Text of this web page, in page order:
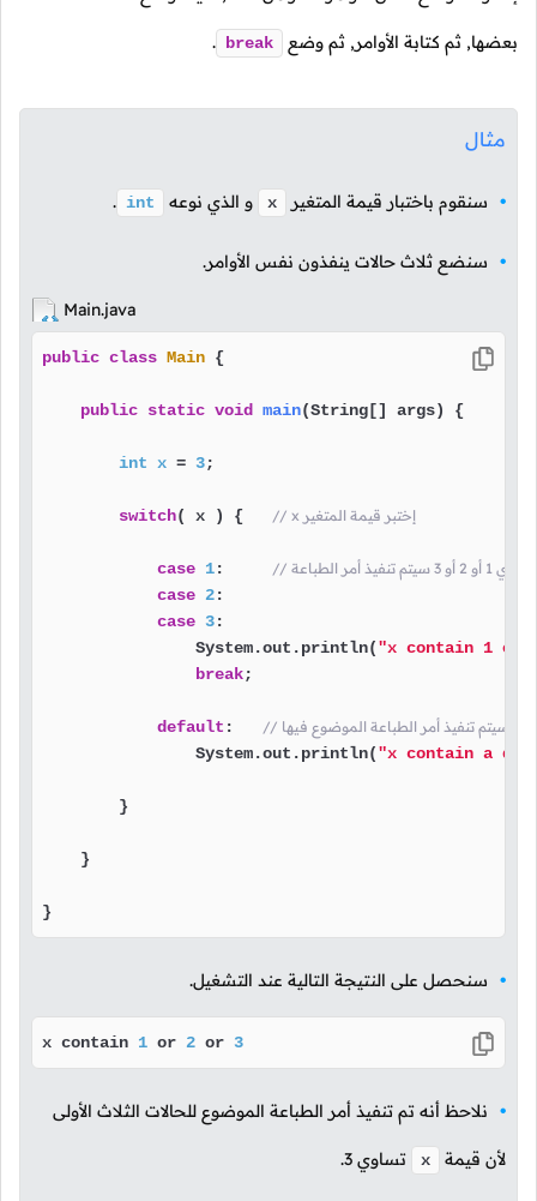
بعضها, ثم كتابة الأوامر, ثم وضع break
.
مثال
سنقوم باختبار قيمة المتغير x و الذي نوعه int
.
سنضع ثلاث حالات ينفذون نفس الأوامر.
Main.java
public class Main {
public static void main(String[] args) {
int x = 3;
switch( x ) { // x إختبر قيمة المتغير
case 1: أمر الطباعة
case 2:
case 3:
                System.out.println(
"x contain 1 or
break;
default : سيتم تنفيذ أمر الطباعة الموضوع فيها
                System.out.println(
"x contain a
        }
    }
}
سنحصل على النتيجة التالية عند التشغيل.
x contain 1 or 2 or 3
نلاحظ أنه تم تنفيذ أمر الطباعة الموضوع للحالات الثلاث الأولى
لأن قيمة x تساوي 3
.